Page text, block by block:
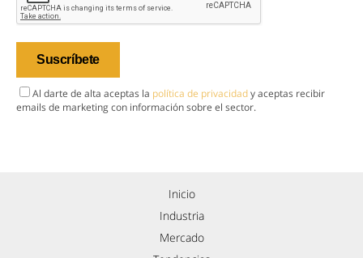
Al darte de alta aceptas la política de privacidady aceptas recibir
emails de marketing con información sobre el sector.
Inicio
Industria
Mercado